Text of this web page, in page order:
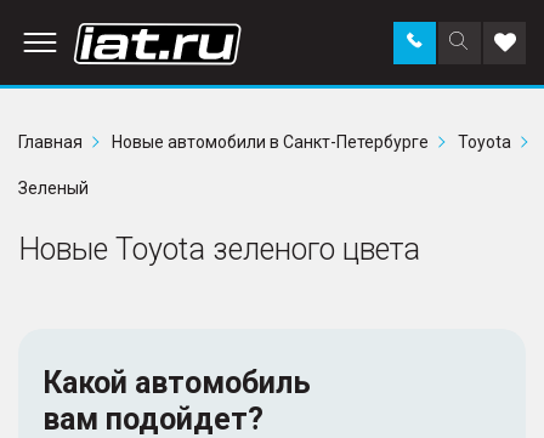
Поиск
по
Заказать
звонок в
Главная
Новые автомобили в Санкт-Петербурге Toyota
Зеленый
Новые Toyota зеленого цвета
Какой автомобиль
вам подойдет?